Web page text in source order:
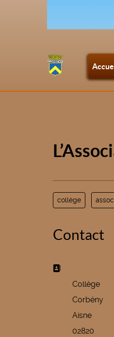
collège
Contact
Adresse:
Collège
Corbény
Aisne
02820